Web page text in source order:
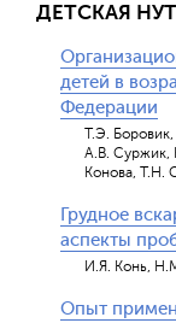
ДЕТСКАЯ
детей в
Федерации
Т.Э.
А.В. Суржик,
Конова, Т.Н.
Грудное
аспекты
И.Я. Конь,
Опыт